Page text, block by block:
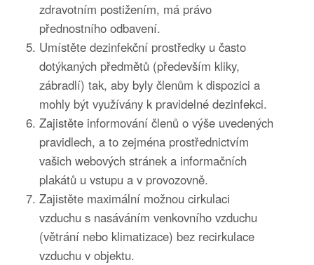
zdravotním postižením, má právo
přednostního odbavení.
Umístěte dezinfekční prostředky u často
dotýkaných předmětů (především kliky,
zábradlí) tak, aby byly členům k dispozici a
mohly být využívány k pravidelné dezinfekci.
Zajistěte informování členů o výše uvedených
pravidlech, a to zejména prostřednictvím
vašich webových stránek a informačních
plakátů u vstupu a v provozovně.
Zajistěte maximální možnou cirkulaci
vzduchu s nasáváním venkovního vzduchu
(větrání nebo klimatizace) bez recirkulace
vzduchu v objektu.